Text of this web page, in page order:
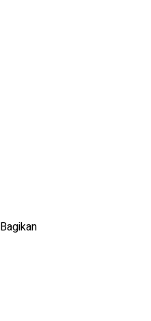
Bagikan